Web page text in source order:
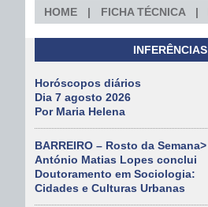
HOME FICHA TÉCNICA
INFERÊNCIAS
Horóscopos diários
Dia 7 agosto 2026
Por Maria Helena
BARREIRO – Rosto da Semana>
António Matias Lopes conclui
Doutoramento em Sociologia:
Cidades e Culturas Urbanas